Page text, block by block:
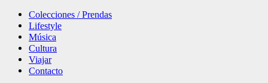
Colecciones / Prendas
Lifestyle
Música
Cultura
Viajar
Contacto